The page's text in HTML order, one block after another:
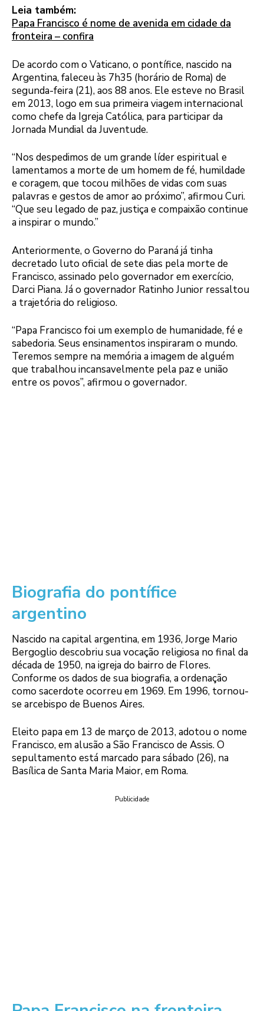
Leia também:
Papa Francisco é nome de avenida em cidade da
fronteira – confira
De acordo com o Vaticano, o pontífice, nascido na
Argentina, faleceu às 7h35 (horário de Roma) de
segunda-feira (21), aos 88 anos. Ele esteve no Brasil
em 2013, logo em sua primeira viagem internacional
como chefe da Igreja Católica, para participar da
Jornada Mundial da Juventude.
“Nos despedimos de um grande líder espiritual e
lamentamos a morte de um homem de fé, humildade
e coragem, que tocou milhões de vidas com suas
palavras e gestos de amor ao próximo”, afirmou Curi.
“Que seu legado de paz, justiça e compaixão continue
a inspirar o mundo.”
Anteriormente, o Governo do Paraná já tinha
decretado luto oficial de sete dias pela morte de
Francisco, assinado pelo governador em exercício,
Darci Piana. Já o governador Ratinho Junior ressaltou
a trajetória do religioso.
“Papa Francisco foi um exemplo de humanidade, fé e
sabedoria. Seus ensinamentos inspiraram o mundo.
Teremos sempre na memória a imagem de alguém
que trabalhou incansavelmente pela paz e união
entre os povos”, afirmou o governador.
Biografia do pontífice
argentino
Nascido na capital argentina, em 1936, Jorge Mario
Bergoglio descobriu sua vocação religiosa no final da
década de 1950, na igreja do bairro de Flores.
Conforme os dados de sua biografia, a ordenação
como sacerdote ocorreu em 1969. Em 1996, tornou-
se arcebispo de Buenos Aires.
Eleito papa em 13 de março de 2013, adotou o nome
Francisco, em alusão a São Francisco de Assis. O
sepultamento está marcado para sábado (26), na
Basílica de Santa Maria Maior, em Roma.
Publicidade